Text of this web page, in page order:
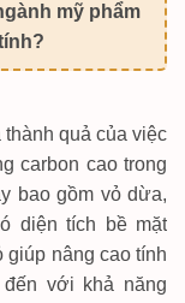
mỹ phẩm
thành quả của việc
carbon cao trong
bao gồm vỏ dừa,
diện tích bề mặt
giúp nâng cao tính
với khả năng